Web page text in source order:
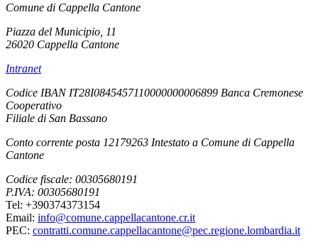
Comune di Cappella Cantone
Piazza del Municipio, 11
26020 Cappella Cantone
Intranet
Codice IBAN IT28I0845457110000000006899 Banca Cremonese
Cooperativo
Filiale di San Bassano
Conto corrente posta 12179263 Intestato a Comune di Cappella
Cantone
Codice fiscale: 00305680191
P.IVA: 00305680191
Tel: +390374373154
Email: info@comune.cappellacantone.cr.it
PEC: contratti.comune.cappellacantone@pec.regione.lombardia.it